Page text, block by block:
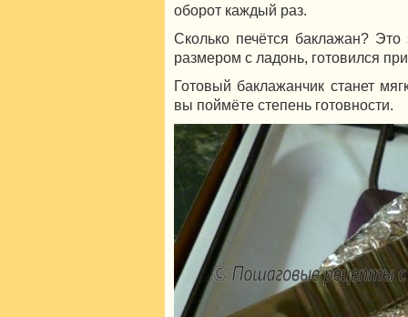
оборот каждый раз.
Сколько печётся баклажан?
размером с ладонь, готовился
Готовый баклажанчик станет
вы поймёте степень готовности.